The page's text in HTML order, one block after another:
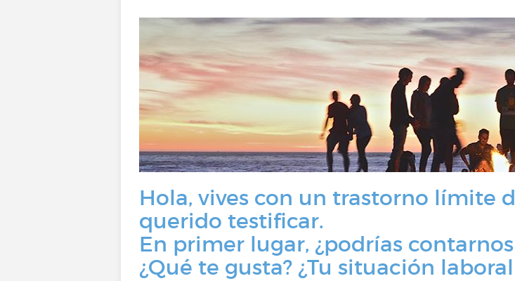
Hola, vives con un trastorno límite
querido testificar.
En primer lugar, ¿podrías
¿Qué te gusta? ¿Tu situación